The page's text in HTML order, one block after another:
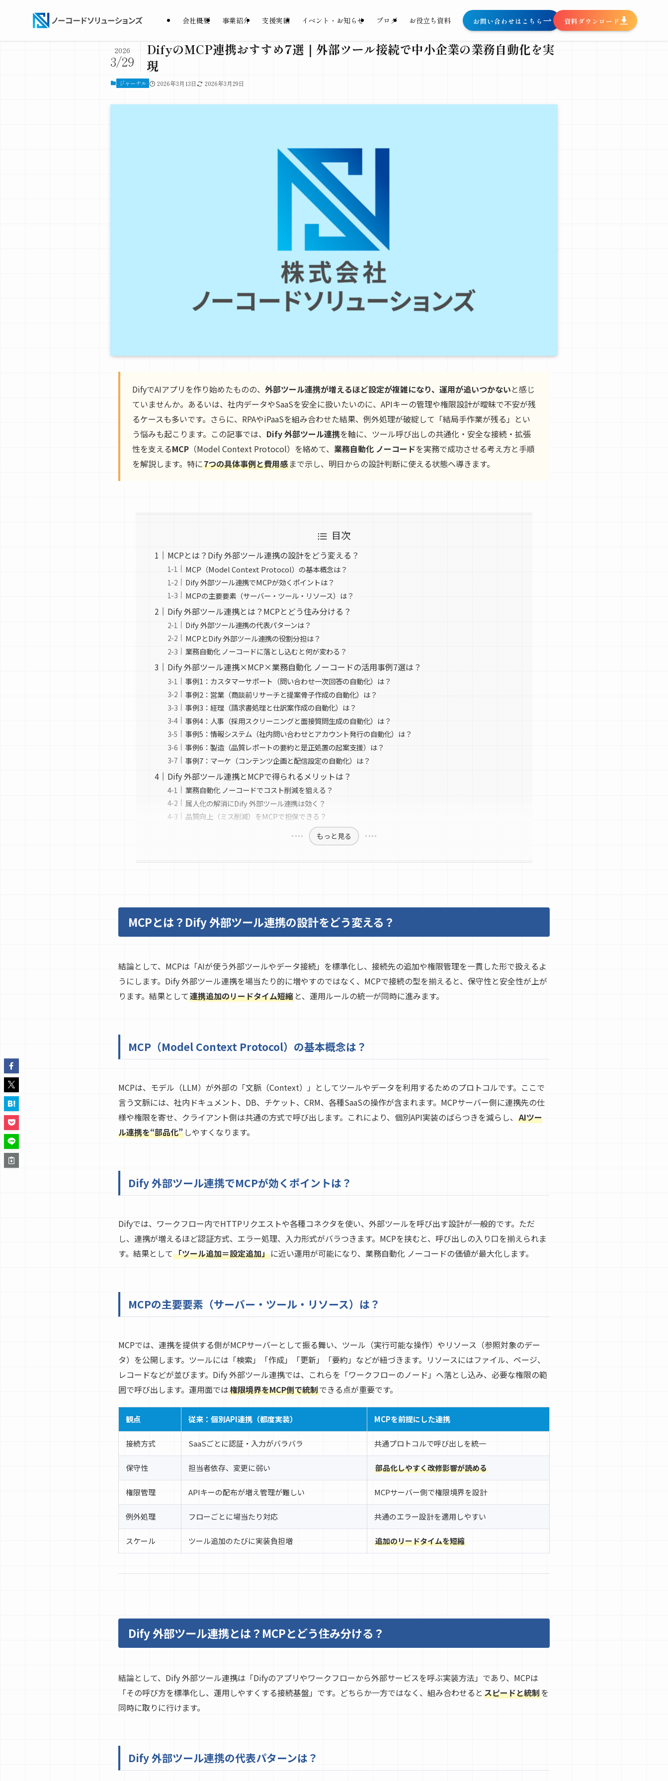
会社概要 事業紹介 支援実績 イベント・お知らせ ブログ お役立ち資料 お問い合わせはこちら 資料ダウンロード
DifyのMCP連携おすすめ7選｜外部ツール接続で中小企業の業務自動化を実
現
2026
3/29
ジャーナル 2026年3月13日 2026年3月29日
DifyでAIアプリを作り始めたものの、 外部ツール連携が増えるほど設定が複雑になり、運用が追いつかないと感じ
ていませんか。あるいは、社内データやSaaSを安全に扱いたいのに、APIキーの管理や権限設計が曖昧で不安が残
るケースも多いです。さらに、RPAやiPaaSを組み合わせた結果、例外処理が破綻して「結局手作業が残る」とい
う悩みも起こります。この記事では、 Dify 外部ツール連携を軸に、ツール呼び出しの共通化・安全な接続・拡張
性を支えるMCP （Model Context Protocol）を絡めて、 業務自動化 ノーコードを実務で成功させる考え方と手順
を解説します。特に7つの具体事例と費用感 まで示し、明日からの設計判断に使える状態へ導きます。
目次
MCPとは？Dify 外部ツール連携の設計をどう変える？
MCP（Model Context Protocol）の基本概念は？
Dify 外部ツール連携でMCPが効くポイントは？
MCPの主要要素（サーバー・ツール・リソース）は？
Dify 外部ツール連携とは？MCPとどう住み分ける？
Dify 外部ツール連携の代表パターンは？
MCPとDify 外部ツール連携の役割分担は？
業務自動化 ノーコードに落とし込むと何が変わる？
Dify 外部ツール連携×MCP×業務自動化 ノーコードの活用事例7選は？
事例1：カスタマーサポート（問い合わせ一次回答の自動化）は？
事例2：営業（商談前リサーチと提案骨子作成の自動化）は？
事例3：経理（請求書処理と仕訳案作成の自動化）は？
事例4：人事（採用スクリーニングと面接質問生成の自動化）は？
事例5：情報システム（社内問い合わせとアカウント発行の自動化）は？
事例6：製造（品質レポートの要約と是正処置の起案支援）は？
事例7：マーケ（コンテンツ企画と配信設定の自動化）は？
Dify 外部ツール連携とMCPで得られるメリットは？
業務自動化 ノーコードでコスト削減を狙える？
属人化の解消にDify 外部ツール連携は効く？
品質向上（ミス削減）をMCPで担保できる？
もっと見る
MCPとは？Dify 外部ツール連携の設計をどう変える？
結論として、MCPは「AIが使う外部ツールやデータ接続」を標準化し、接続先の追加や権限管理を一貫した形で扱えるよ
うにします。Dify 外部ツール連携を場当たり的に増やすのではなく、MCPで接続の型を揃えると、保守性と安全性が上が
ります。結果として連携追加のリードタイム短縮 と、運用ルールの統一が同時に進みます。
MCP（Model Context Protocol）の基本概念は？
MCPは、モデル（LLM）が外部の「文脈（Context）」としてツールやデータを利用するためのプロトコルです。ここで
言う文脈には、社内ドキュメント、DB、チケット、CRM、各種SaaSの操作が含まれます。MCPサーバー側に連携先の仕
様や権限を寄せ、クライアント側は共通の方式で呼び出します。これにより、個別API実装のばらつきを減らし、 AIツー
ル連携を“部品化” しやすくなります。
Dify 外部ツール連携でMCPが効くポイントは？
Difyでは、ワークフロー内でHTTPリクエストや各種コネクタを使い、外部ツールを呼び出す設計が一般的です。ただ
し、連携が増えるほど認証方式、エラー処理、入力形式がバラつきます。MCPを挟むと、呼び出しの入り口を揃えられま
す。結果として「ツール追加＝設定追加」に近い運用が可能になり、業務自動化 ノーコードの価値が最大化します。
MCPの主要要素（サーバー・ツール・リソース）は？
MCPでは、連携を提供する側がMCPサーバーとして振る舞い、ツール（実行可能な操作）やリソース（参照対象のデー
タ）を公開します。ツールには「検索」「作成」「更新」「要約」などが紐づきます。リソースにはファイル、ページ、
レコードなどが並びます。Dify 外部ツール連携では、これらを「ワークフローのノード」へ落とし込み、必要な権限の範
囲で呼び出します。運用面では権限境界をMCP側で統制できる点が重要です。
観点 従来：個別API連携（都度実装） MCPを前提にした連携
接続方式 SaaSごとに認証・入力がバラバラ 共通プロトコルで呼び出しを統一
保守性 担当者依存、変更に弱い 部品化しやすく改修影響が読める
権限管理 APIキーの配布が増え管理が難しい MCPサーバー側で権限境界を設計
例外処理 フローごとに場当たり対応 共通のエラー設計を適用しやすい
スケール ツール追加のたびに実装負担増 追加のリードタイムを短縮
Dify 外部ツール連携とは？MCPとどう住み分ける？
結論として、Dify 外部ツール連携は「Difyのアプリやワークフローから外部サービスを呼ぶ実装方法」であり、MCPは
「その呼び方を標準化し、運用しやすくする接続基盤」です。どちらか一方ではなく、組み合わせると スピードと統制を
同時に取りに行けます。
Dify 外部ツール連携の代表パターンは？